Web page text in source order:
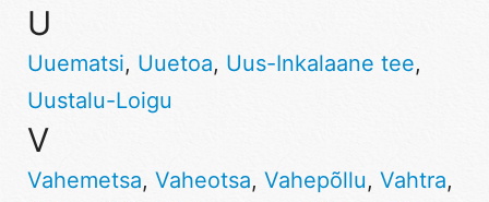
U
Uuematsi, Uuetoa, Uus-Inkalaane tee,
Uustalu-Loigu
V
Vahemetsa, Vaheotsa, Vahepõllu, Vahtra,